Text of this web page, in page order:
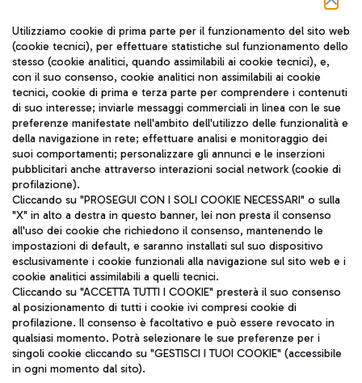
Seguici sui social
TRAVEL JOURNAL
ITA
Aeroporti di Roma S.p.A. - Società soggetta a direzione e
coordinamento di Mundys S.p.A.
Codice fiscale e Registro delle Imprese di Roma 13032990155 P.
IVA 06572251004
Capitale sociale 62.224.743,00 int. vers.
Sede legale: Via Pier Paolo Racchetti 1 - 00054 Fiumicino (RM)
telefono +39 06 65951
Utilizziamo cookie di prima parte per il funzionamento del sito web
(cookie tecnici), per effettuare statistiche sul funzionamento dello
stesso (cookie analitici, quando assimilabili ai cookie tecnici), e,
con il suo consenso, cookie analitici non assimilabili ai cookie
tecnici, cookie di prima e terza parte per comprendere i contenuti
di suo interesse; inviarle messaggi commerciali in linea con le sue
preferenze manifestate nell'ambito dell'utilizzo delle funzionalità e
della navigazione in rete; effettuare analisi e monitoraggio dei
suoi comportamenti; personalizzare gli annunci e le inserzioni
pubblicitari anche attraverso interazioni social network (cookie di
profilazione).
Cliccando su "PROSEGUI CON I SOLI COOKIE NECESSARI" o sulla
"X" in alto a destra in questo banner, lei non presta il consenso
all'uso dei cookie che richiedono il consenso, mantenendo le
impostazioni di default, e saranno installati sul suo dispositivo
esclusivamente i cookie funzionali alla navigazione sul sito web e i
cookie analitici assimilabili a quelli tecnici.
Cliccando su "ACCETTA TUTTI I COOKIE" presterà il suo consenso
al posizionamento di tutti i cookie ivi compresi cookie di
profilazione. Il consenso è facoltativo e può essere revocato in
qualsiasi momento. Potrà selezionare le sue preferenze per i
singoli cookie cliccando su "GESTISCI I TUOI COOKIE" (accessibile
in ogni momento dal sito).